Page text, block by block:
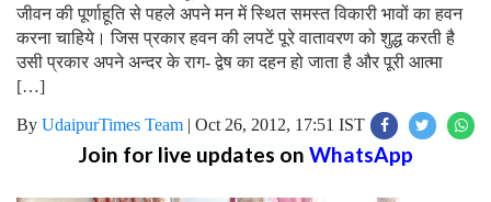
जीवन की पूर्णाहूति से पहले अपने मन में स्थित समस्त विकारी भावों का हवन
करना चाहिये। जिस प्रकार हवन की लपटें पूरे वातावरण को शुद्ध करती है
उसी प्रकार अपने अन्दर के राग- द्वेष का दहन हो जाता है और पूरी आत्मा
[…]
By UdaipurTimes Team | Oct 26, 2012, 17:51 IST
Join for live updates on WhatsApp